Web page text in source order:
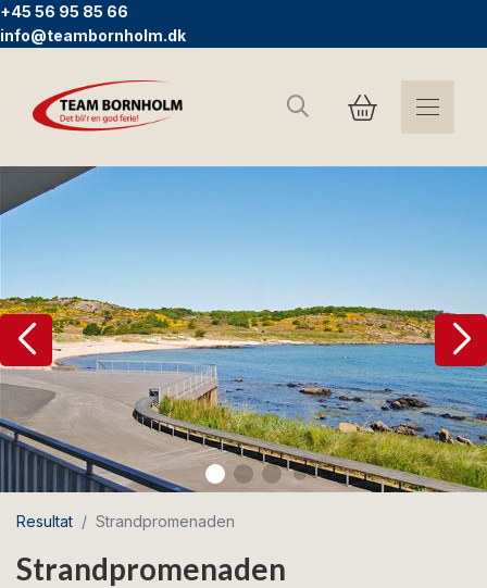
+45 56 95 85 66
info@teambornholm.dk
Sök
Resultat Strandpromenaden
Strandpromenaden